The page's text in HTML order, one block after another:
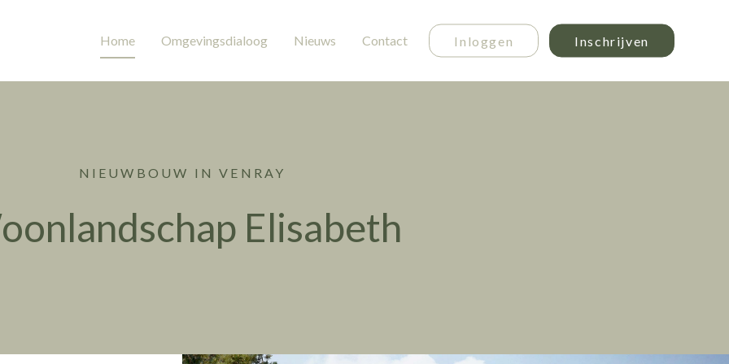
Inloggen Inschrijven
Home Omgevingsdialoog Nieuws Contact
NIEUWBOUW IN VENRAY
Elisabeth